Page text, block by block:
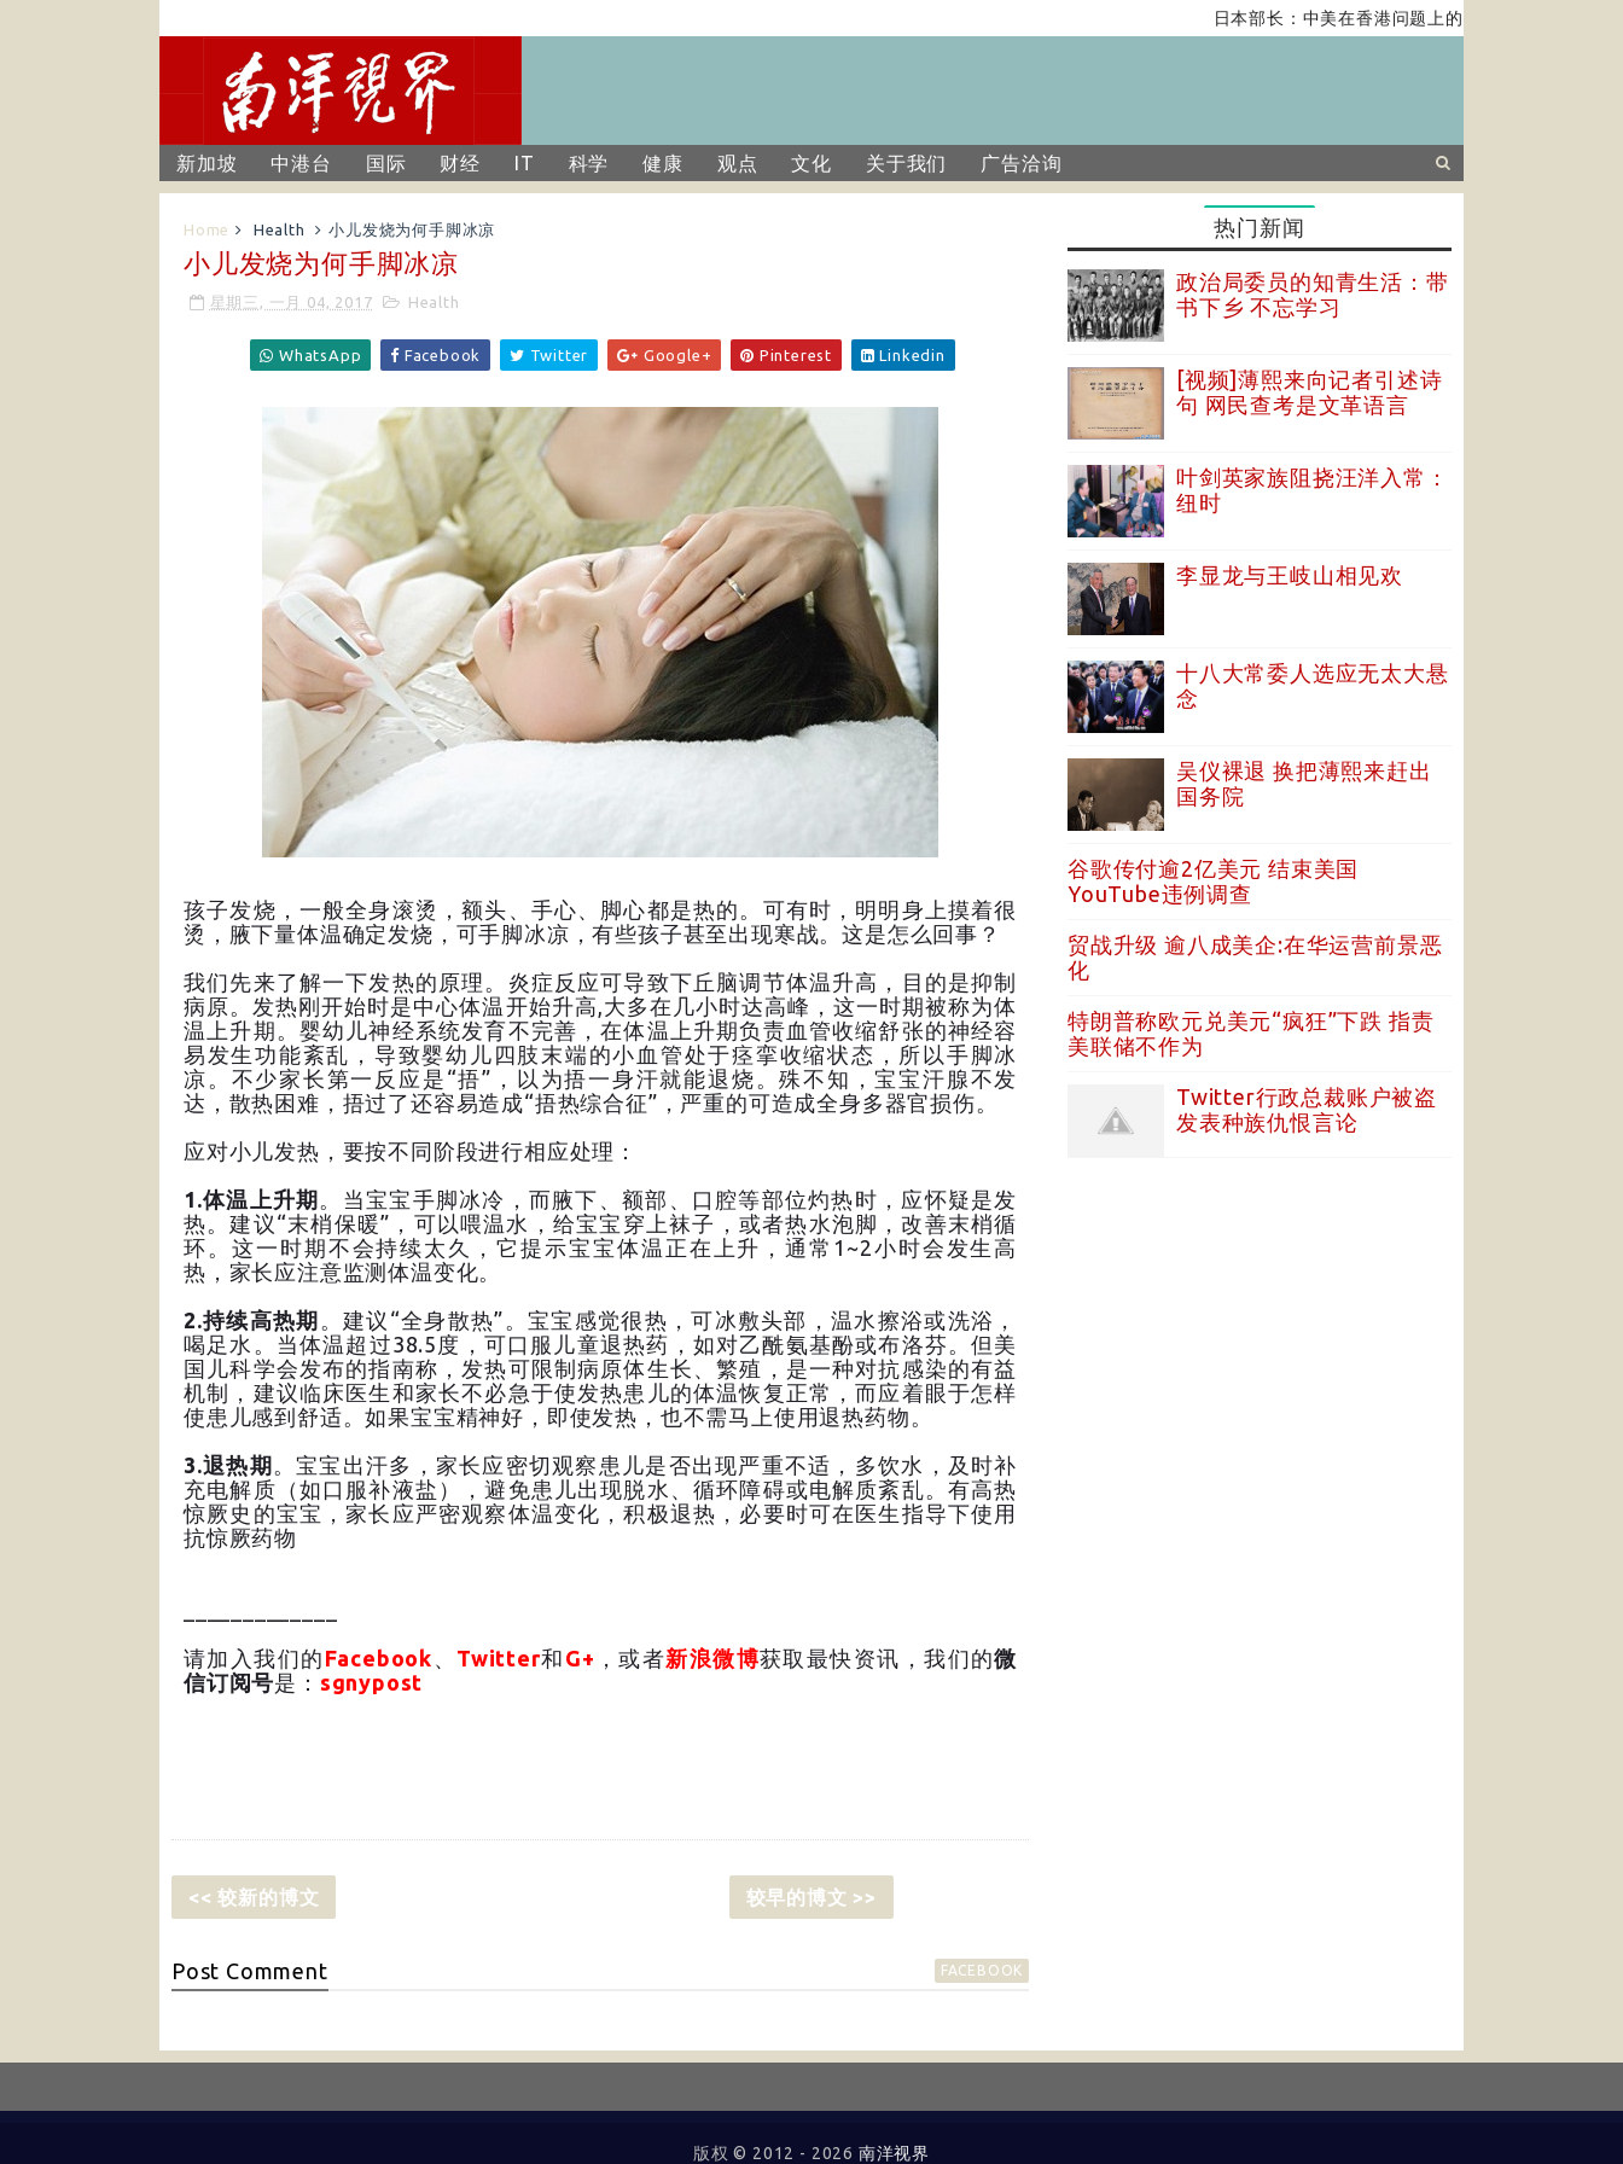
日本部长：中美在香港问题上的紧张关系对全球经济构
新加坡 中港台 国际 财经 IT 科学 健康 观点 文化 关于我们 广告洽询
Home Health 小儿发烧为何手脚冰凉
小儿发烧为何手脚冰凉
星期三, 一月 04, 2017 Health
WhatsApp Facebook Twitter Google+ Pinterest Linkedin
孩子发烧，一般全身滚烫，额头、手心、脚心都是热的。可有时，明明身上摸着很
烫，腋下量体温确定发烧，可手脚冰凉，有些孩子甚至出现寒战。这是怎么回事？
我们先来了解一下发热的原理。炎症反应可导致下丘脑调节体温升高，目的是抑制
病原。发热刚开始时是中心体温开始升高,大多在几小时达高峰，这一时期被称为体
温上升期。婴幼儿神经系统发育不完善，在体温上升期负责血管收缩舒张的神经容
易发生功能紊乱，导致婴幼儿四肢末端的小血管处于痉挛收缩状态，所以手脚冰
凉。不少家长第一反应是“捂”，以为捂一身汗就能退烧。殊不知，宝宝汗腺不发
达，散热困难，捂过了还容易造成“捂热综合征”，严重的可造成全身多器官损伤。
应对小儿发热，要按不同阶段进行相应处理：
1.体温上升期 。当宝宝手脚冰冷，而腋下、额部、口腔等部位灼热时，应怀疑是发
热。建议“末梢保暖”，可以喂温水，给宝宝穿上袜子，或者热水泡脚，改善末梢循
环。这一时期不会持续太久，它提示宝宝体温正在上升，通常1~2小时会发生高
热，家长应注意监测体温变化。
2.持续高热期 。建议“全身散热”。宝宝感觉很热，可冰敷头部，温水擦浴或洗浴，
喝足水。当体温超过38.5度，可口服儿童退热药，如对乙酰氨基酚或布洛芬。但美
国儿科学会发布的指南称，发热可限制病原体生长、繁殖，是一种对抗感染的有益
机制，建议临床医生和家长不必急于使发热患儿的体温恢复正常，而应着眼于怎样
使患儿感到舒适。如果宝宝精神好，即使发热，也不需马上使用退热药物。
3.退热期 。宝宝出汗多，家长应密切观察患儿是否出现严重不适，多饮水，及时补
充电解质（如口服补液盐），避免患儿出现脱水、循环障碍或电解质紊乱。有高热
惊厥史的宝宝，家长应严密观察体温变化，积极退热，必要时可在医生指导下使用
抗惊厥药物
请加入我们的 Facebook 、 Twitter和 G+ ，或者新浪微博获取最快资讯，我们的微
信订阅号是： sgnypost
<< 较新的博文 较早的博文 >>
Post Comment FACEBOOK
热门新闻
政治局委员的知青生活：带
书下乡 不忘学习
[视频]薄熙来向记者引述诗
句 网民查考是文革语言
叶剑英家族阻挠汪洋入常：
纽时
李显龙与王岐山相见欢
十八大常委人选应无太大悬
念
吴仪裸退 换把薄熙来赶出
国务院
谷歌传付逾2亿美元 结束美国
YouTube违例调查
贸战升级 逾八成美企:在华运营前景恶
化
特朗普称欧元兑美元“疯狂”下跌 指责
美联储不作为
Twitter行政总裁账户被盗
发表种族仇恨言论
版权 © 2012 - 2026 南洋视界